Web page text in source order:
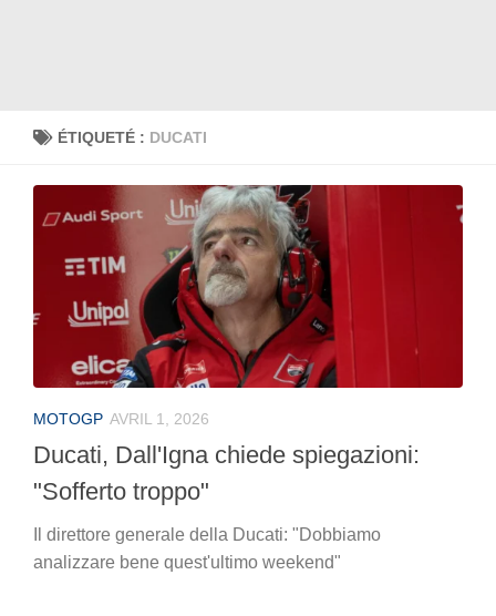
ÉTIQUETÉ : DUCATI
MOTOGP AVRIL 1, 2026
Ducati, Dall'Igna chiede spiegazioni:
"Sofferto troppo"
Il direttore generale della Ducati: "Dobbiamo
analizzare bene quest'ultimo weekend"